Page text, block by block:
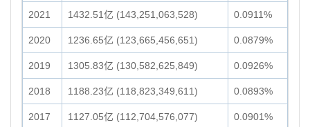
2021 1432.51亿 (143,251,063,528) 0.0911%
2020 1236.65亿 (123,665,456,651) 0.0879%
2019 1305.83亿 (130,582,625,849) 0.0926%
2018 1188.23亿 (118,823,349,611) 0.0893%
2017 1127.05亿 (112,704,576,077) 0.0901%